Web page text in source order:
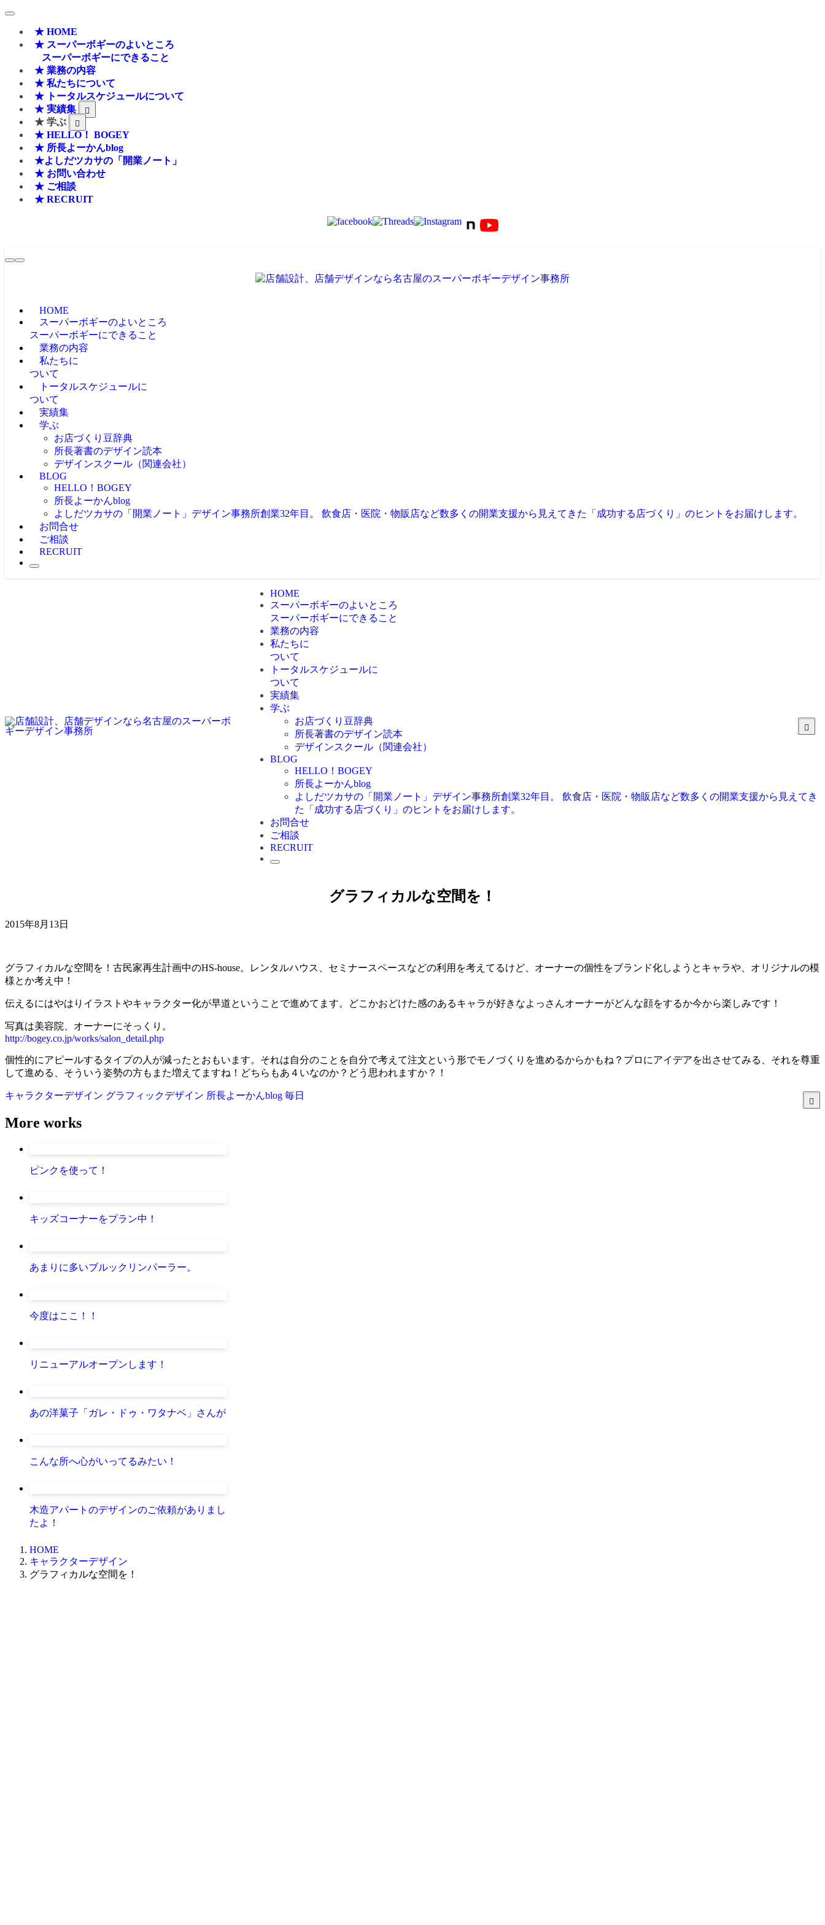
★ HOME
★ スーパーボギーのよいところ
スーパーボギーにできること
★ 業務の内容
★ 私たちについて
★ トータルスケジュールについて
★ 実績集
★ 学ぶ
★ HELLO！ BOGEY
★ 所長よーかんblog
★よしだツカサの「開業ノート」
★ お問い合わせ
★ ご相談
★ RECRUIT
HOME
スーパーボギーのよいところ
スーパーボギーにできること
業務の内容
私たちに
ついて
トータルスケジュールに
ついて
実績集
学ぶ
お店づくり豆辞典
所長著書のデザイン読本
デザインスクール（関連会社）
BLOG
HELLO！BOGEY
所長よーかんblog
よしだツカサの「開業ノート」 デザイン事務所創業32年目。 飲食店・医院・物販店など数多くの開業支援から見えてきた「成功する店づくり」のヒントをお届けします。
お問合せ
ご相談
RECRUIT
HOME
スーパーボギーのよいところ
スーパーボギーにできること
業務の内容
私たちに
ついて
トータルスケジュールに
ついて
実績集
学ぶ
お店づくり豆辞典
所長著書のデザイン読本
デザインスクール（関連会社）
BLOG
HELLO！BOGEY
所長よーかんblog
よしだツカサの「開業ノート」 デザイン事務所創業32年目。 飲食店・医院・物販店など数多くの開業支援から見えてき
た「成功する店づくり」のヒントをお届けします。
お問合せ
ご相談
RECRUIT
グラフィカルな空間を！
2015年8月13日
グラフィカルな空間を！古民家再生計画中のHS-house。レンタルハウス、セミナースペースなどの利用を考えてるけど、オーナーの個性をブランド化しようとキャラや、オリジナルの模
様とか考え中！
伝えるにはやはりイラストやキャラクター化が早道ということで進めてます。どこかおどけた感のあるキャラが好きなよっさんオーナーがどんな顔をするか今から楽しみです！
写真は美容院、オーナーにそっくり。
http://bogey.co.jp/works/salon_detail.php
個性的にアピールするタイプの人が減ったとおもいます。それは自分のことを自分で考えて注文という形でモノづくりを進めるからかもね？プロにアイデアを出させてみる、それを尊重
して進める、そういう姿勢の方もまた増えてますね！どちらもあ４いなのか？どう思われますか？！
キャラクターデザイン グラフィックデザイン 所長よーかんblog 毎日
More works
ピンクを使って！
キッズコーナーをプラン中！
あまりに多いブルックリンパーラー。
今度はここ！！
リニューアルオープンします！
あの洋菓子「ガレ・ドゥ・ワタナベ」さんが
こんな所へ心がいってるみたい！
木造アパートのデザインのご依頼がありまし
たよ！
HOME
キャラクターデザイン
グラフィカルな空間を！